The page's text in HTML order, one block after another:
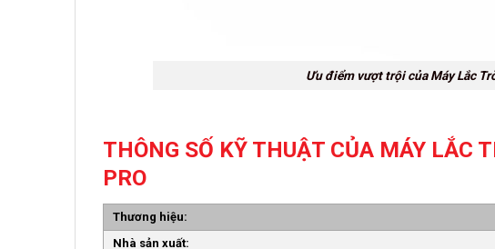
Ưu điểm vượt trội của Máy Lắc
THÔNG SỐ KỸ THUẬT CỦA MÁY LẮC
PRO
Thương hiệu:
Nhà sản xuất: